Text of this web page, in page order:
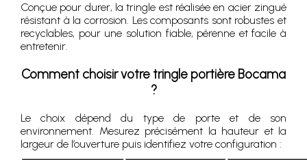
Conçue pour durer, la tringle est réalisée en acier zingué
résistant à la corrosion. Les composants sont robustes et
recyclables, pour une solution fiable, pérenne et facile à
entretenir.
Comment choisir votre tringle portière Bocama
?
Le choix dépend du type de porte et de son
environnement. Mesurez précisément la hauteur et la
largeur de l’ouverture puis identifiez votre configuration :